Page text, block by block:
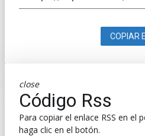
COPIAR
close
Código Rss
Para copiar el enlace RSS en el
haga clic en el botón.